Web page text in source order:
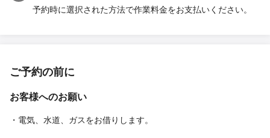
予約時に選択された方法で作業料金をお支払いください。
ご予約の前に
お客様へのお願い
・電気、水道、ガスをお借りします。